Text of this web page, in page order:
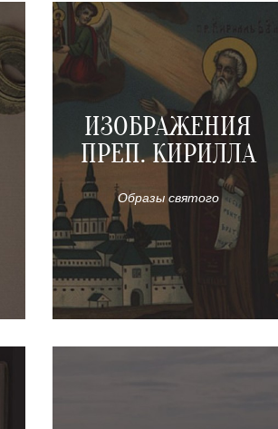
ИЗОБРАЖЕНИЯ
ПРЕП. КИРИЛЛА
Образы святого